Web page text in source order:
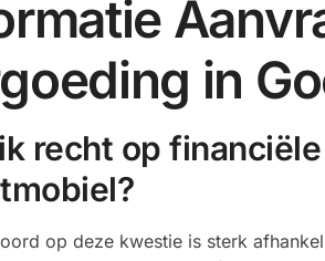
in
recht op
op deze kwestie is sterk